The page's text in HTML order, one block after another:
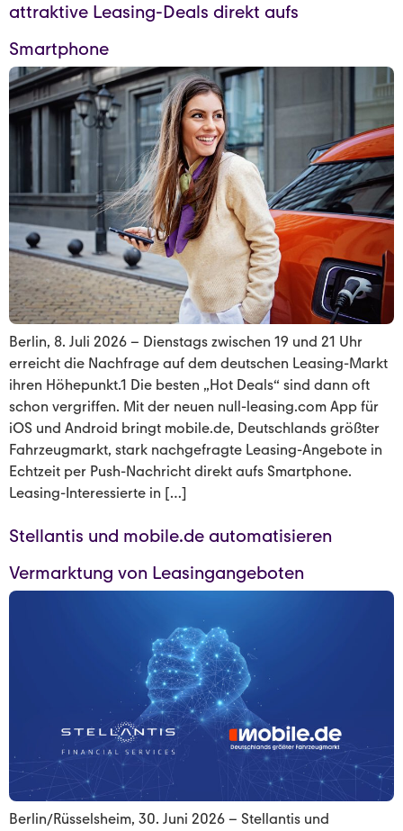
attraktive Leasing-Deals direkt aufs
Smartphone
Berlin, 8. Juli 2026 – Dienstags zwischen 19 und 21 Uhr
erreicht die Nachfrage auf dem deutschen Leasing-Markt
ihren Höhepunkt.1 Die besten „Hot Deals“ sind dann oft
schon vergriffen. Mit der neuen null-leasing.com App für
iOS und Android bringt mobile.de, Deutschlands größter
Fahrzeugmarkt, stark nachgefragte Leasing-Angebote in
Echtzeit per Push-Nachricht direkt aufs Smartphone.
Leasing-Interessierte in […]
Stellantis und mobile.de automatisieren
Vermarktung von Leasingangeboten
Berlin/Rüsselsheim, 30. Juni 2026 – Stellantis und